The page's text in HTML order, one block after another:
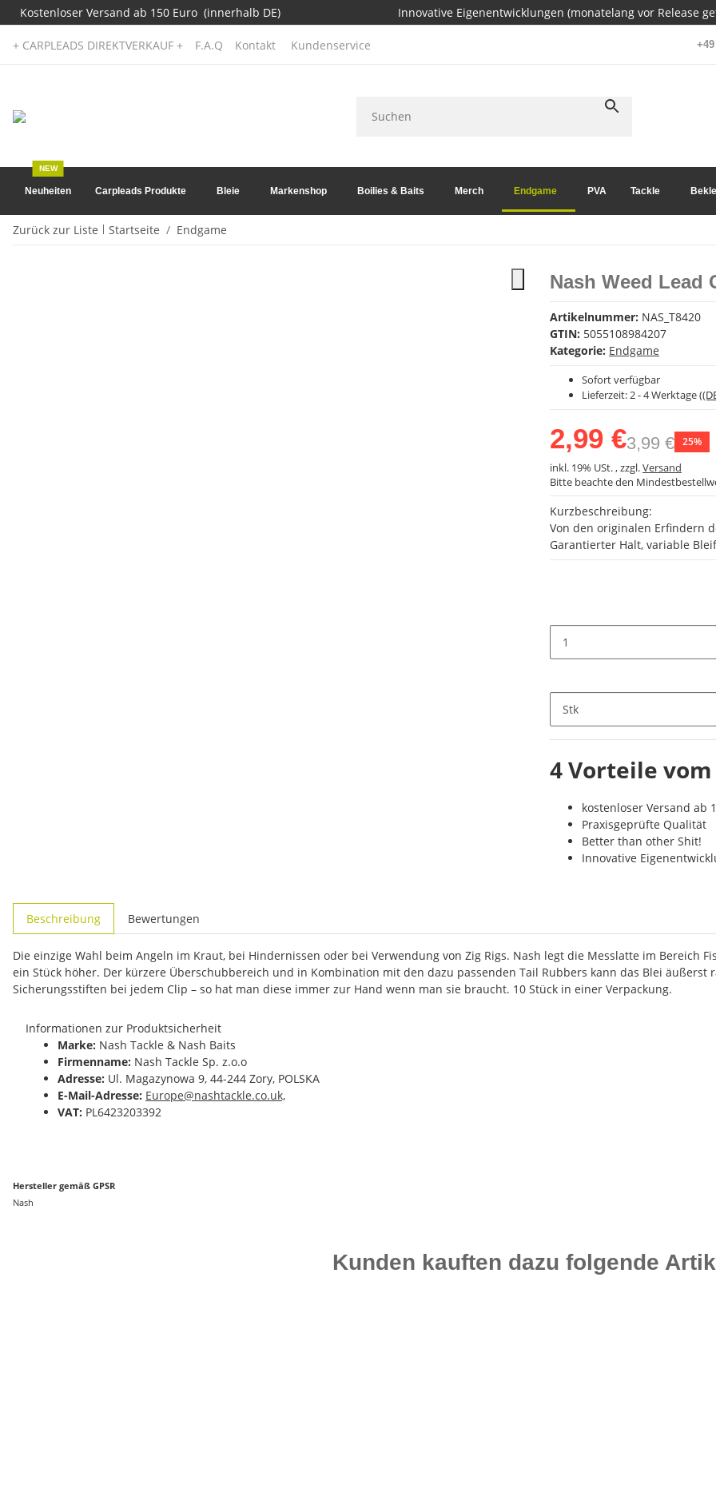
Kostenloser Versand ab 150 Euro (innerhalb DE) Innovative Eigenentwicklungen (monatelang vor Release
+ CARPLEADS DIREKTVERKAUF + F.A.Q Kontakt Kundenservice
Neuheiten
NEW
Carpleads Produkte Bleie Markenshop Boilies & Baits Merch Endgame PVA Tackle
Zurück zur Liste Startseite Endgame
Nash Weed Lead
Artikelnummer: NAS_T8420
GTIN: 5055108984207
Kategorie: Endgame
Sofort verfügbar
Lieferzeit: 2 - 4 Werktage
2,99 €3,99 € 25%
inkl. 19% USt. , zzgl.Versand
Bitte beachte den
Kurzbeschreibung:
Von den originalen Erfindern
Garantierter Halt, variable
Stk
4 Vorteile
kostenloser Versand ab
Praxisgeprüfte Qualität
Better than other Shit!
Innovative
Beschreibung Bewertungen
Die einzige Wahl beim Angeln im Kraut, bei Hindernissen oder bei Verwendung von Zig Rigs. Nash legt die Messlatte im Bereich
ein Stück höher. Der kürzere Überschubbereich und in Kombination mit den dazu passenden Tail Rubbers kann das Blei
Sicherungsstiften bei jedem Clip – so hat man diese immer zur Hand wenn man sie braucht. 10 Stück in einer Verpackung.
Informationen zur Produktsicherheit
Marke: Nash Tackle & Nash Baits
Firmenname: Nash Tackle Sp. z.o.o
Adresse: Ul. Magazynowa 9, 44-244 Zory, POLSKA
E-Mail-Adresse: Europe@nashtackle.co.uk,
VAT: PL6423203392
Hersteller gemäß GPSR
Nash
Kunden kauften dazu folgende